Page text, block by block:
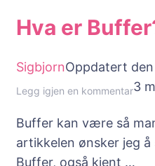
Hva er
SigbjornOppdatert den
Legg igjen en kommentartil
er
3
Buffer kan være så
artikkelen ønsker jeg
Buffer, også kjent …